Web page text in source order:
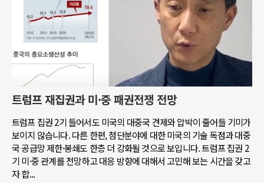
트럼프 재집권과 미·중 패권전쟁 전망
트럼프 집권 2기 들어서도 미국의 대중국 견제와 압박이 줄어들 기미가
보이지 않습니다. 다른 한편, 첨단분야에 대한 미국의 기술 독점과 대중
국 공급망 제한·봉쇄도 한층 더 강화될 것으로 보입니다. 트럼프 집권 2
기 미·중 관계를 전망하고 대응 방향에 대해서 고민해 보는 시간을 갖고
자 합...